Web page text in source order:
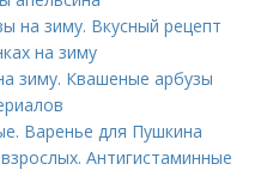
на зиму. Вкусный рецепт
на зиму
зиму. Квашеные арбузы
Варенье для Пушкина
Антигистаминные